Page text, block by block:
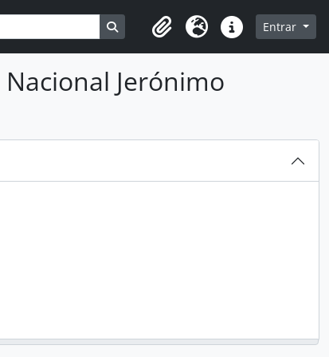
Busque na página de navegação
Clipboard
Idioma Ligações rápidas
Entrar
Jerónimo